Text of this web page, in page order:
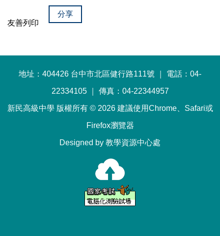
友善列印
分享
地址：404426 台中市北區健行路111號 ｜ 電話：04-
22334105 ｜ 傳真：04-22344957
新民高級中學 版權所有 © 2026 建議使用Chrome、Safari或
Firefox瀏覽器
Designed by 教學資源中心處